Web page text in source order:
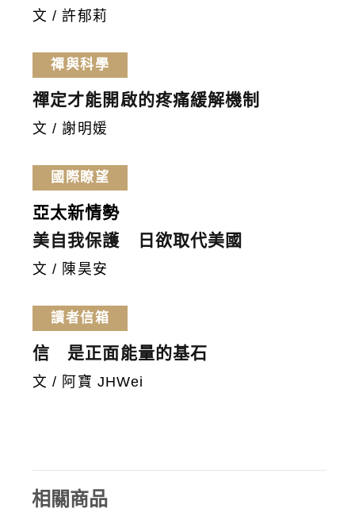
文 / 許郁莉
禪與科學
禪定才能開啟的疼痛緩解機制
文 / 謝明媛
國際瞭望
亞太新情勢
美自我保護 日欲取代美國
文 / 陳昊安
讀者信箱
信 是正面能量的基石
文 / 阿寶 JHWei
相關商品